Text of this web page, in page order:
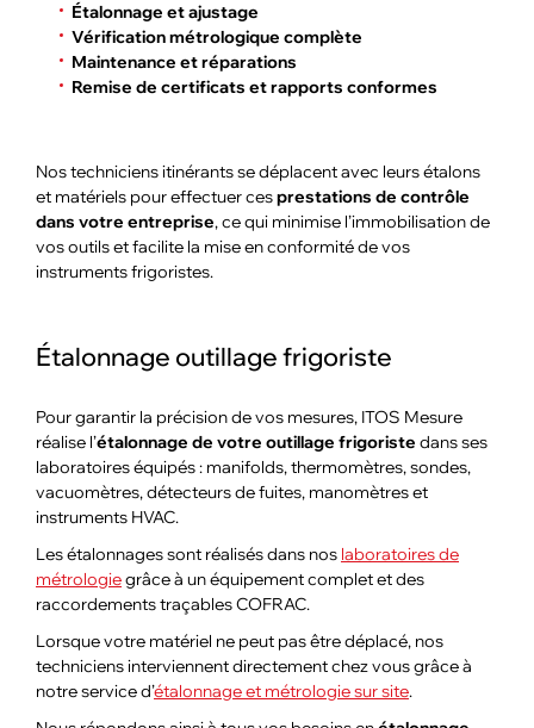
Étalonnage et ajustage
Vérification métrologique complète
Maintenance et réparations
Remise de certificats et rapports conformes
Nos techniciens itinérants se déplacent avec leurs étalons
et matériels pour effectuer cesprestations de contrôle
dans votre entreprise, ce qui minimise l’immobilisation de
vos outils et facilite la mise en conformité de vos
instruments frigoristes.
Étalonnage outillage frigoriste
Pour garantir la précision de vos mesures, ITOS Mesure
réalise l’étalonnage de votre outillage frigoriste dans ses
laboratoires équipés : manifolds, thermomètres, sondes,
vacuomètres, détecteurs de fuites, manomètres et
instruments HVAC.
Les étalonnages sont réalisés dans nos laboratoires de
métrologiegrâce à un équipement complet et des
raccordements traçables COFRAC.
Lorsque votre matériel ne peut pas être déplacé, nos
techniciens interviennent directement chez vous grâce à
notre service d’étalonnage et métrologie sur site.